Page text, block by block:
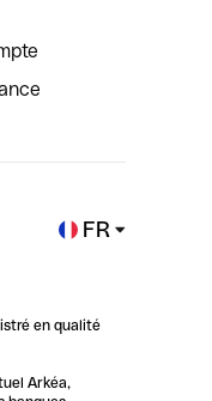
FR
en qualité
Arkéa,